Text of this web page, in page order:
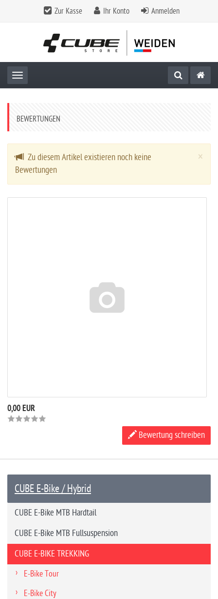
Zur Kasse Ihr Konto Anmelden
Toggle navigation
BEWERTUNGEN
×
Zu diesem Artikel existieren noch keine
Bewertungen
0,00 EUR
Bewertung schreiben
CUBE E-Bike / Hybrid
CUBE E-Bike MTB Hardtail
CUBE E-Bike MTB Fullsuspension
CUBE E-BIKE TREKKING
E-Bike Tour
E-Bike City